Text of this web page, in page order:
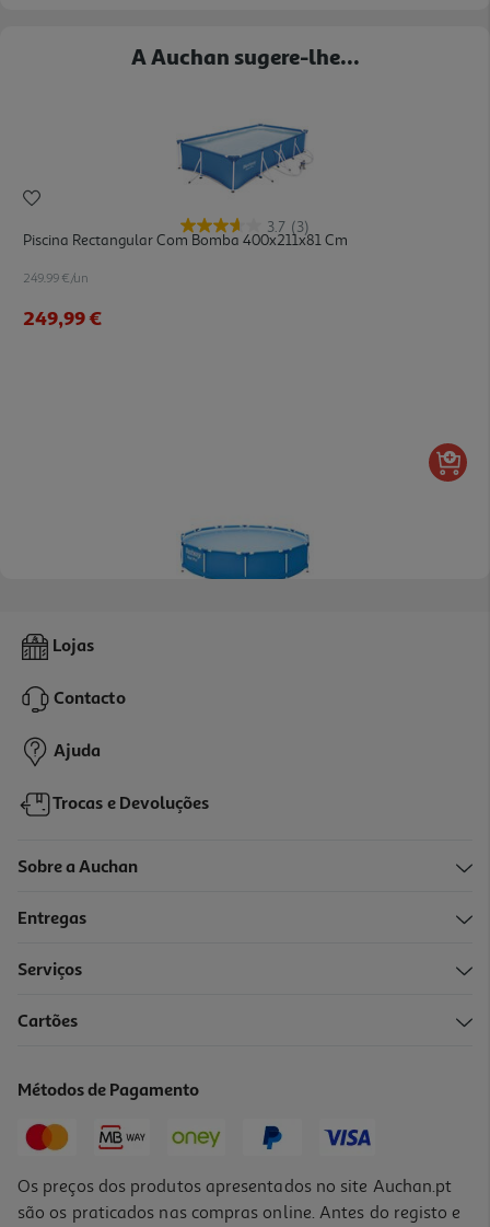
A Auchan sugere-lhe...
3.7 (3)
Piscina Rectangular Com Bomba 400x211x81 Cm
249.99 €/un
249,99 €
Piscina Redonda Bestway Com Bomba Ø366x76 Cm
159,99 €
Lojas
Contacto
Ajuda
Trocas e Devoluções
Sobre a Auchan
Entregas
Serviços
Cartões
Métodos de Pagamento
Os preços dos produtos apresentados no site Auchan.pt
são os praticados nas compras online. Antes do registo e